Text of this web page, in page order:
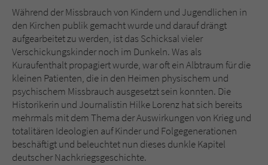
Während der Missbrauch von Kindern und Jugendlichen in
den Kirchen publik gemacht wurde und darauf drängt
aufgearbeitet zu werden, ist das Schicksal vieler
Verschickungskinder noch im Dunkeln. Was als
Kuraufenthalt propagiert wurde, war oft ein Albtraum für die
kleinen Patienten, die in den Heimen physischem und
psychischem Missbrauch ausgesetzt sein konnten. Die
Historikerin und Journalistin Hilke Lorenz hat sich bereits
mehrmals mit dem Thema der Auswirkungen von Krieg und
totalitären Ideologien auf Kinder und Folgegenerationen
beschäftigt und beleuchtet nun dieses dunkle Kapitel
deutscher Nachkriegsgeschichte.
Sicherheitscode des Kontaktformulars zu
überprüfen.